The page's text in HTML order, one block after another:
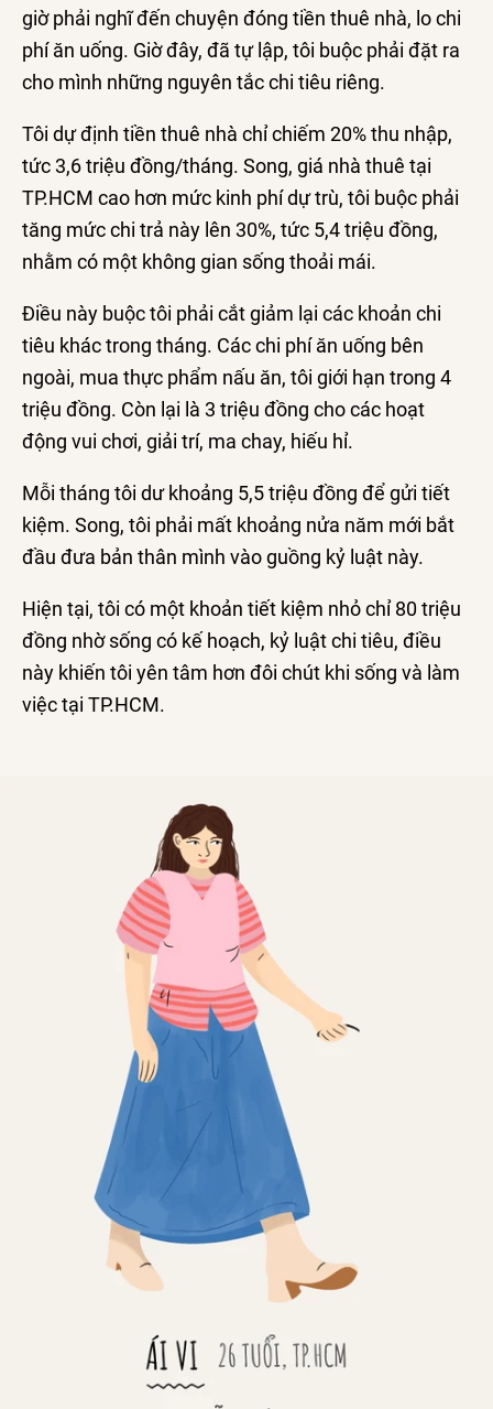
giờ phải nghĩ đến chuyện đóng tiền thuê nhà, lo chi
phí ăn uống. Giờ đây, đã tự lập, tôi buộc phải đặt ra
cho mình những nguyên tắc chi tiêu riêng.
Tôi dự định tiền thuê nhà chỉ chiếm 20% thu nhập,
tức 3,6 triệu đồng/tháng. Song, giá nhà thuê tại
TP.HCM cao hơn mức kinh phí dự trù, tôi buộc phải
tăng mức chi trả này lên 30%, tức 5,4 triệu đồng,
nhằm có một không gian sống thoải mái.
Điều này buộc tôi phải cắt giảm lại các khoản chi
tiêu khác trong tháng. Các chi phí ăn uống bên
ngoài, mua thực phẩm nấu ăn, tôi giới hạn trong 4
triệu đồng. Còn lại là 3 triệu đồng cho các hoạt
động vui chơi, giải trí, ma chay, hiếu hỉ.
Mỗi tháng tôi dư khoảng 5,5 triệu đồng để gửi tiết
kiệm. Song, tôi phải mất khoảng nửa năm mới bắt
đầu đưa bản thân mình vào guồng kỷ luật này.
Hiện tại, tôi có một khoản tiết kiệm nhỏ chỉ 80 triệu
đồng nhờ sống có kế hoạch, kỷ luật chi tiêu, điều
này khiến tôi yên tâm hơn đôi chút khi sống và làm
việc tại TP.HCM.